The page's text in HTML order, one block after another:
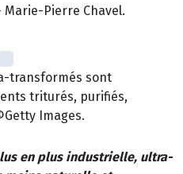
Pierre Chavel.
transformés sont
triturés, purifiés,
Images.
en plus industrielle, ultra-